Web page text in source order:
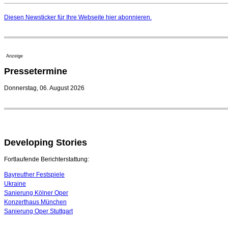
Diesen Newsticker für Ihre Webseite hier abonnieren.
Anzeige
Pressetermine
Donnerstag, 06. August 2026
Developing Stories
Fortlaufende Berichterstattung:
Bayreuther Festspiele
Ukraine
Sanierung Kölner Oper
Konzerthaus München
Sanierung Oper Stuttgart